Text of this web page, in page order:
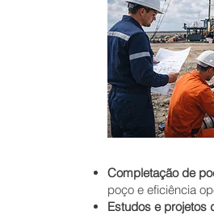
Completação de
poço e eficiência
Estudos e projetos